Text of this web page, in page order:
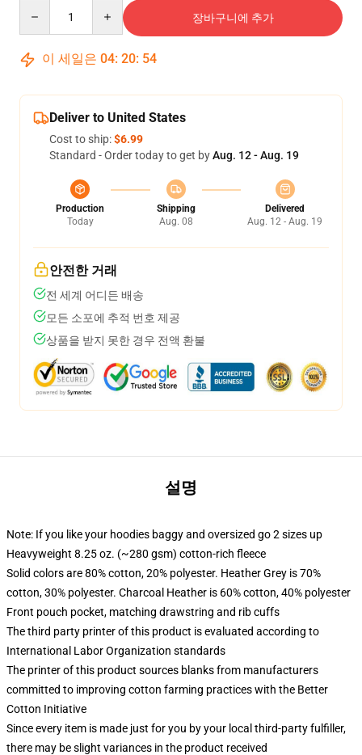
장바구니에 추가
이 세일은 04: 20: 54
Deliver to United States
Cost to ship:$6.99
Standard - Order today to get byAug. 12 - Aug. 19
Production
Today
Shipping
Aug. 08
Delivered
Aug. 12 - Aug. 19
안전한 거래
전 세계 어디든 배송
모든 소포에 추적 번호 제공
상품을 받지 못한 경우 전액 환불
설명
Note: If you like your hoodies baggy and oversized go 2 sizes up
Heavyweight 8.25 oz. (~280 gsm) cotton-rich fleece
Solid colors are 80% cotton, 20% polyester. Heather Grey is 70%
cotton, 30% polyester. Charcoal Heather is 60% cotton, 40% polyester
Front pouch pocket, matching drawstring and rib cuffs
The third party printer of this product is evaluated according to
International Labor Organization standards
The printer of this product sources blanks from manufacturers
committed to improving cotton farming practices with the Better
Cotton Initiative
Since every item is made just for you by your local third-party fulfiller,
there may be slight variances in the product received